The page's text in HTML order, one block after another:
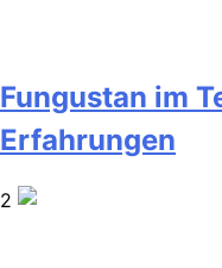
Fungustan im
Erfahrungen
2